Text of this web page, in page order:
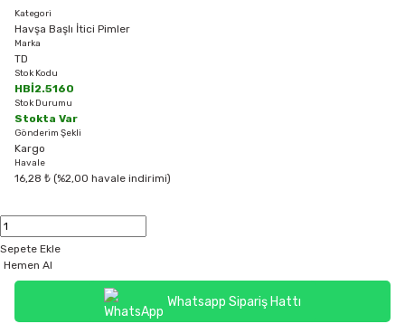
Kategori
Havşa Başlı İtici Pimler
Marka
TD
Stok Kodu
HBİ2.5160
Stok Durumu
Stokta Var
Gönderim Şekli
Kargo
Havale
16,28 ₺ (%2,00 havale indirimi)
Sepete Ekle
Hemen Al
Whatsapp Sipariş Hattı